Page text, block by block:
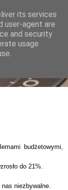
budżetowymi,
do 21%.
niezbywalne.
its services
user-agent are
and security
usage